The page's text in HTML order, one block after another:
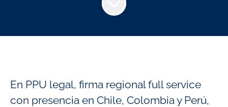
En PPU legal, firma regional full service
con presencia en Chile, Colombia y Perú,